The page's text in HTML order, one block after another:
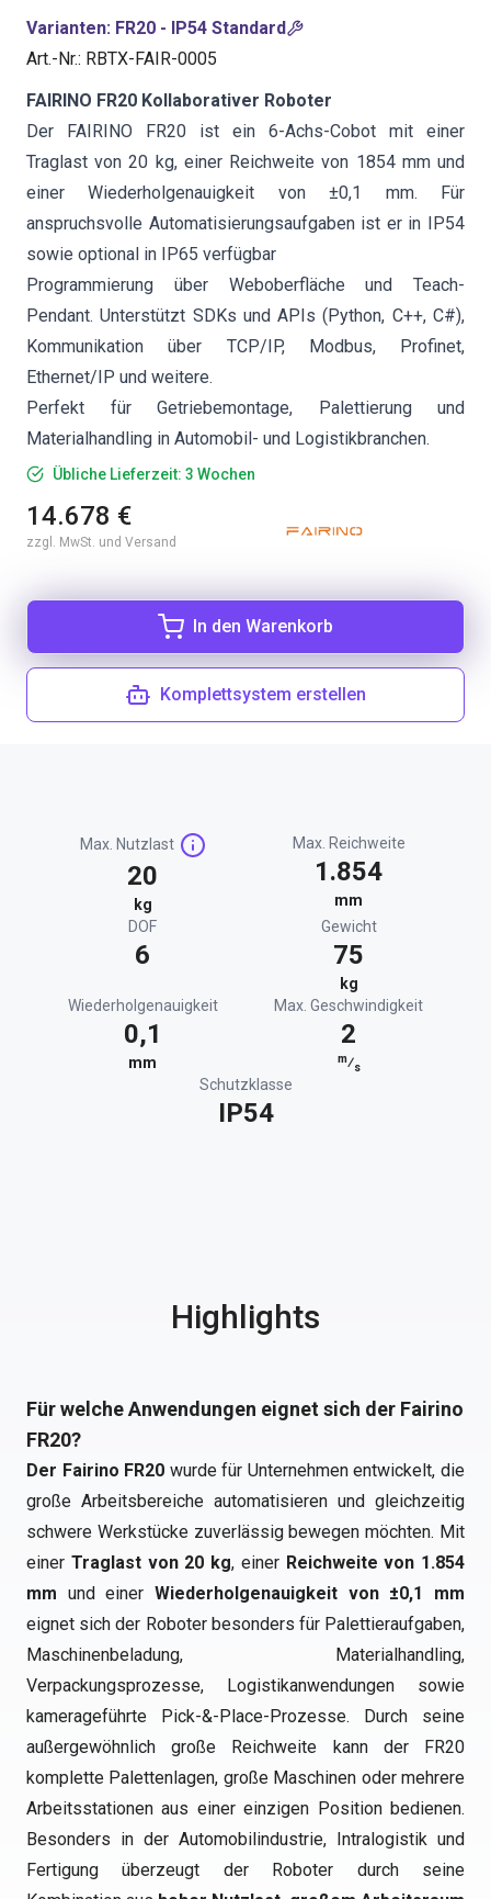
Varianten: FR20 - IP54 Standard
Art.-Nr.: RBTX-FAIR-0005
FAIRINO FR20 Kollaborativer Roboter
Der FAIRINO FR20 ist ein 6-Achs-Cobot mit einer
Traglast von 20 kg, einer Reichweite von 1854 mm und
einer Wiederholgenauigkeit von ±0,1 mm. Für
anspruchsvolle Automatisierungsaufgaben ist er in IP54
sowie optional in IP65 verfügbar
Programmierung über Weboberfläche und Teach-
Pendant. Unterstützt SDKs und APIs (Python, C++, C#),
Kommunikation über TCP/IP, Modbus, Profinet,
Ethernet/IP und weitere.
Perfekt für Getriebemontage, Palettierung und
Materialhandling in Automobil- und Logistikbranchen.
Übliche Lieferzeit: 3 Wochen
14.678 €
zzgl. MwSt. und Versand
In den Warenkorb
Komplettsystem erstellen
Max. Nutzlast
20
kg
Max. Reichweite
1.854
mm
DOF
6
Gewicht
75
kg
Wiederholgenauigkeit
0,1
mm
Max. Geschwindigkeit
2
m⁄s
Schutzklasse
IP54
Highlights
Für welche Anwendungen eignet sich der Fairino
FR20?
Der Fairino FR20 wurde für Unternehmen entwickelt, die
große Arbeitsbereiche automatisieren und gleichzeitig
schwere Werkstücke zuverlässig bewegen möchten. Mit
einer Traglast von 20 kg, einer Reichweite von 1.854
mm und einer Wiederholgenauigkeit von ±0,1 mm
eignet sich der Roboter besonders für Palettieraufgaben,
Maschinenbeladung, Materialhandling,
Verpackungsprozesse, Logistikanwendungen sowie
kamerageführte Pick-&-Place-Prozesse. Durch seine
außergewöhnlich große Reichweite kann der FR20
komplette Palettenlagen, große Maschinen oder mehrere
Arbeitsstationen aus einer einzigen Position bedienen.
Besonders in der Automobilindustrie, Intralogistik und
Fertigung überzeugt der Roboter durch seine